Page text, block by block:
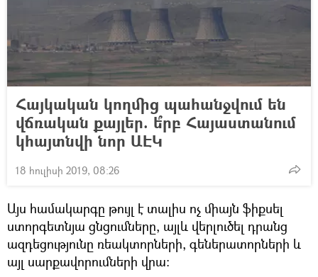
Հայկական կողմից պահանջվում են
վճռական քայլեր. ե՞րբ Հայաստանում
կհայտնվի նոր ԱԷԿ
18 հուլիսի 2019, 08:26
Այս համակարգը թույլ է տալիս ոչ միայն ֆիքսել
ստորգետնյա ցնցումները, այլև վերլուծել դրանց
ազդեցությունը ռեակտորների, գեներատորների և
այլ սարքավորումների վրա։